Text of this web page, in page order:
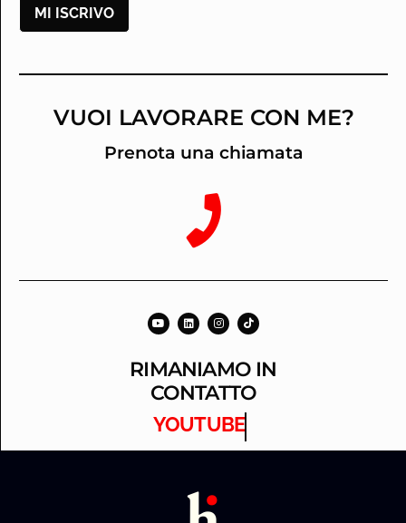
MI ISCRIVO
VUOI LAVORARE CON ME?
Prenota una chiamata
RIMANIAMO IN
CONTATTO
YOUTUBE